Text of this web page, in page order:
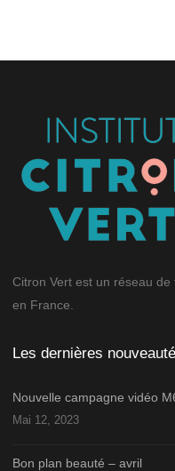
Citron Vert est un réseau
en France.
Les dernières
Nouvelle campagne vidéo
Mai 12, 2023
Bon plan beauté – avril